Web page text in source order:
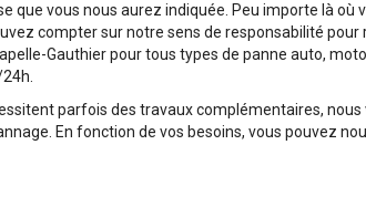
que vous nous aurez indiquée. Peu importe là où
compter sur notre sens de responsabilité pour
Gauthier pour tous types de panne auto,
parfois des travaux complémentaires, nous
En fonction de vos besoins, vous pouvez